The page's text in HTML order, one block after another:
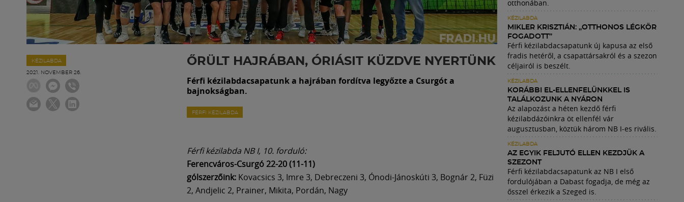
KÉZILABDA
2021. NOVEMBER 26.
ŐRÜLT HAJRÁBAN, ÓRIÁSIT KÜZDVE NYERTÜNK
Férfi kézilabdacsapatunk a hajrában fordítva legyőzte a Csurgót a
bajnokságban.
FÉRFI KÉZILABDA
Férfi kézilabda NB I, 10. forduló:
Ferencváros-Csurgó 22-20 (11-11)
gólszerzőink: Kovacsics 3, Imre 3, Debreczeni 3, Ónodi-Jánoskúti 3, Bognár 2, Füzi
2, Andjelic 2, Prainer, Mikita, Pordán, Nagy
otthonában.
KÉZILABDA
MIKLER KRISZTIÁN: „OTTHONOS LÉGKÖR
FOGADOTT”
Férfi kézilabdacsapatunk új kapusa az első
fradis hetéről, a csapattársakról és a szezon
céljairól is beszélt.
KÉZILABDA
KORÁBBI EL-ELLENFELÜNKKEL IS
TALÁLKOZUNK A NYÁRON
Az alapozást a héten kezdő férfi
kézilabdázóinkra öt ellenfél vár
augusztusban, köztük három NB I-es rivális.
KÉZILABDA
AZ EGYIK FELJUTÓ ELLEN KEZDJÜK A
SZEZONT
Férfi kézilabdacsapatunk az NB I első
fordulójában a Dabast fogadja, de még az
ősszel érkezik a Szeged is.